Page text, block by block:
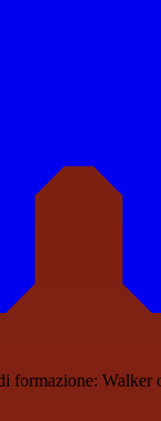
formazione: Walker